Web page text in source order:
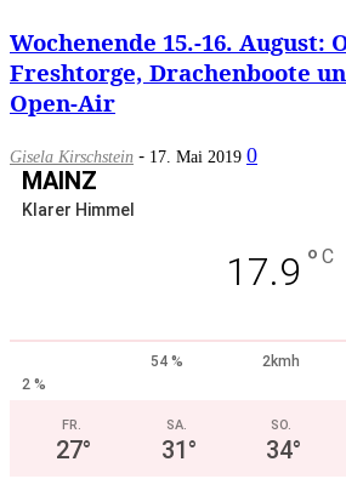
Wochenende 15.-16. August:
Freshtorge, Drachenboote
Open-Air
Gisela Kirschstein - 17. Mai 2019 0
MAINZ
Klarer Himmel
17.9 ° C
54 %
2kmh
2 %
FR.
27°
SA.
31°
SO.
34°